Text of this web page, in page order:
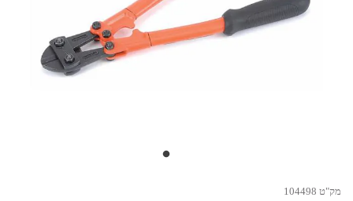
מק"ט 104498